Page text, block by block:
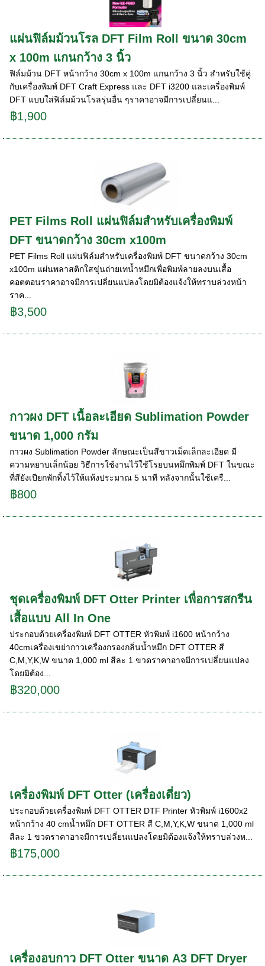
แผ่นฟิล์มม้วนโรล DFT Film Roll ขนาด 30cm
x 100m แกนกว้าง 3 นิ้ว
ฟิล์มม้วน DFT หน้ากว้าง 30cm x 100m แกนกว้าง 3 นิ้ว สำหรับใช้คู่
กับเครื่องพิมพ์ DFT Craft Express และ DFT i3200 และเครื่องพิมพ์
DFT แบบใส่ฟิล์มม้วนโรลรุ่นอื่น ๆราคาอาจมีการเปลี่ยนแ...
฿1,900
PET Films Roll แผ่นฟิล์มสำหรับเครื่องพิมพ์
DFT ขนาดกว้าง 30cm x100m
PET Films Roll แผ่นฟิล์มสำหรับเครื่องพิมพ์ DFT ขนาดกว้าง 30cm
x100m แผ่นพลาสติกใสขุ่นถ่ายเทน้ำหมึกเพื่อพิมพ์ลายลงบนเสื้อ
คอตตอนราคาอาจมีการเปลี่ยนแปลงโดยมิต้องแจ้งให้ทราบล่วงหน้า
ราค...
฿3,500
กาวผง DFT เนื้อละเอียด Sublimation Powder
ขนาด 1,000 กรัม
กาวผง Sublimation Powder ลักษณะเป็นสีขาวเม็ดเล็กละเอียด มี
ความหยาบเล็กน้อย วิธีการใช้งานไว้ใช้โรยบนหมึกพิมพ์ DFT ในขณะ
ที่สียังเปียกพักทิ้งไว้ให้แห้งประมาณ 5 นาที หลังจากนั้นใช้เครื...
฿800
ชุดเครื่องพิมพ์ DFT Otter Printer เพื่อการสกรีน
เสื้อแบบ All In One
ประกอบด้วยเครื่องพิมพ์ DFT OTTER หัวพิมพ์ i1600 หน้ากว้าง
40cmเครื่องเขย่ากาวเครื่องกรองกลิ่นน้ำหมึก DFT OTTER สี
C,M,Y,K,W ขนาด 1,000 ml สีละ 1 ขวดราคาอาจมีการเปลี่ยนแปลง
โดยมิต้อง...
฿320,000
เครื่องพิมพ์ DFT Otter (เครื่องเดี่ยว)
ประกอบด้วยเครื่องพิมพ์ DFT OTTER DTF Printer หัวพิมพ์ i1600x2
หน้ากว้าง 40 cmน้ำหมึก DFT OTTER สี C,M,Y,K,W ขนาด 1,000 ml
สีละ 1 ขวดราคาอาจมีการเปลี่ยนแปลงโดยมิต้องแจ้งให้ทราบล่วงห...
฿175,000
เครื่องอบกาว DFT Otter ขนาด A3 DFT Dryer